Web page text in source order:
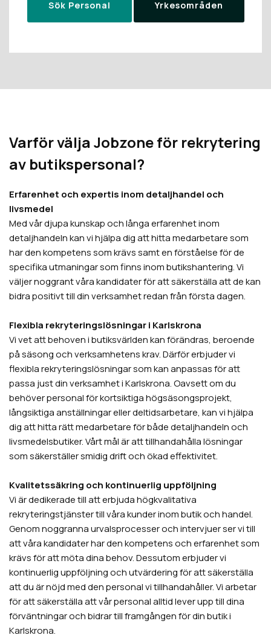
Sök Personal Yrkesområden
Varför välja Jobzone för rekrytering
av butikspersonal?
Erfarenhet och expertis inom detaljhandel och
livsmedel
Med vår djupa kunskap och långa erfarenhet inom
detaljhandeln kan vi hjälpa dig att hitta medarbetare som
har den kompetens som krävs samt en förståelse för de
specifika utmaningar som finns inom butikshantering. Vi
väljer noggrant våra kandidater för att säkerställa att de kan
bidra positivt till din verksamhet redan från första dagen.
Flexibla rekryteringslösningar i Karlskrona
Vi vet att behoven i butiksvärlden kan förändras, beroende
på säsong och verksamhetens krav. Därför erbjuder vi
flexibla rekryteringslösningar som kan anpassas för att
passa just din verksamhet i Karlskrona. Oavsett om du
behöver personal för kortsiktiga högsäsongsprojekt,
långsiktiga anställningar eller deltidsarbetare, kan vi hjälpa
dig att hitta rätt medarbetare för både detaljhandeln och
livsmedelsbutiker. Vårt mål är att tillhandahålla lösningar
som säkerställer smidig drift och ökad effektivitet.
Kvalitetssäkring och kontinuerlig uppföljning
Vi är dedikerade till att erbjuda högkvalitativa
rekryteringstjänster till våra kunder inom butik och handel.
Genom noggranna urvalsprocesser och intervjuer ser vi till
att våra kandidater har den kompetens och erfarenhet som
krävs för att möta dina behov. Dessutom erbjuder vi
kontinuerlig uppföljning och utvärdering för att säkerställa
att du är nöjd med den personal vi tillhandahåller. Vi arbetar
för att säkerställa att vår personal alltid lever upp till dina
förväntningar och bidrar till framgången för din butik i
Karlskrona.